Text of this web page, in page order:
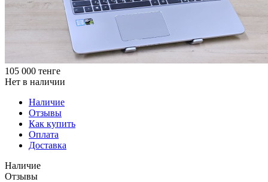
105 000 тенге
Нет в наличии
Наличие
Отзывы
Как купить
Оплата
Доставка
Наличие
Отзывы